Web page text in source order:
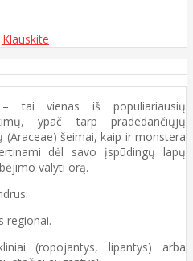
Klauskite
– tai vienas iš populiariausių
ypač tarp pradedančiųjų
(Araceae) šeimai, kaip ir monstera
dėl savo įspūdingų lapų
valyti orą.
regionai.
(ropojantys, lipantys) arba